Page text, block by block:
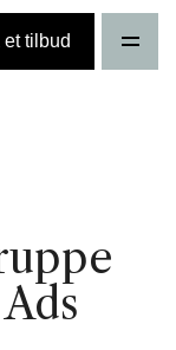
et tilbud